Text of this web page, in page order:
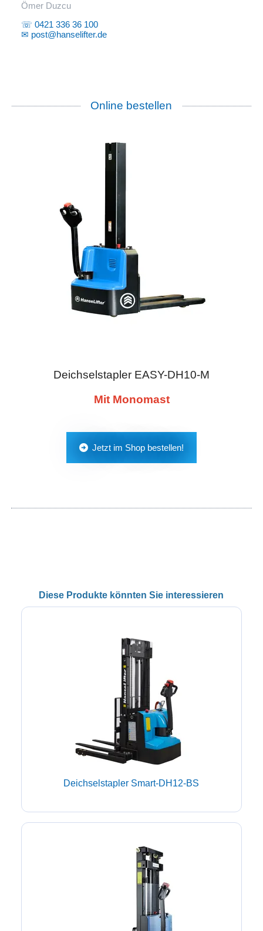
Ömer Duzcu
☏ 0421 336 36 100
✉ post@hanselifter.de
Online bestellen
Deichselstapler EASY-DH10-M
Mit Monomast
Jetzt im Shop bestellen!
Diese Produkte könnten Sie interessieren
Deichselstapler Smart-DH12-BS